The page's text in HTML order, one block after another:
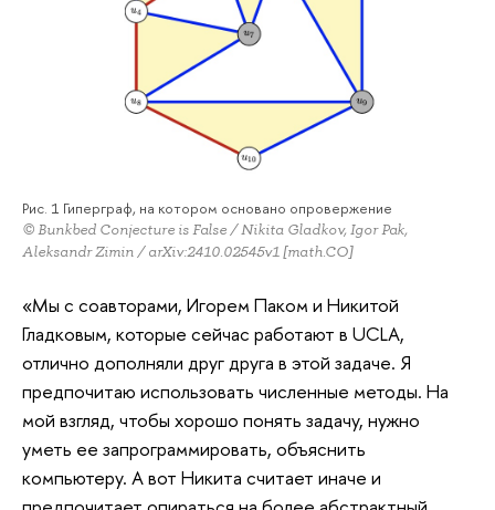
Рис. 1 Гиперграф, на котором основано опровержение
© Bunkbed Conjecture is False / Nikita Gladkov, Igor Pak,
Aleksandr Zimin / arXiv:2410.02545v1 [math.CO]
«Мы с соавторами, Игорем Паком и Никитой
Гладковым, которые сейчас работают в UCLA,
отлично дополняли друг друга в этой задаче. Я
предпочитаю использовать численные методы. На
мой взгляд, чтобы хорошо понять задачу, нужно
уметь ее запрограммировать, объяснить
компьютеру. А вот Никита считает иначе и